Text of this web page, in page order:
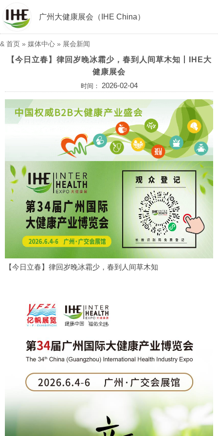
广州大健康展会（IHE China）
& 首页 » 媒体中心 » 展会新闻
【今日立春】律回岁晚冰霜少，春到人间草木知丨IHE大
健康展会
时间： 2026-02-04
【今日立春】律回岁晚冰霜少，春到人间草木知